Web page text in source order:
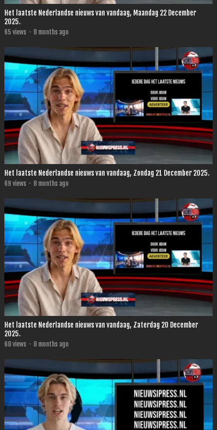
Het laatste Nederlandse nieuws van vandaag, Maandag 22 December
2025.
65 views · 8 months ago
Het laatste Nederlandse nieuws van vandaag, Zondag 21 December 2025.
69 views · 8 months ago
Het laatste Nederlandse nieuws van vandaag, Zaterdag 20 December
2025.
68views · 8 months ago